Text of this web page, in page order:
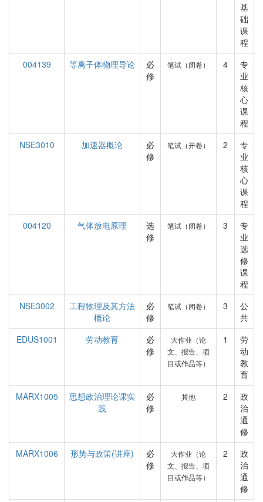
基
础
课
程
004139
等离子体物理导论
必
修
笔试（闭卷） 4
专
业
核
心
课
程
NSE3010
加速器概论
必
修
笔试（开卷） 2
专
业
核
心
课
程
004120
气体放电原理
选
修
笔试（闭卷） 3
专
业
选
修
课
程
NSE3002
工程物理及其方法
概论
必
修
笔试（闭卷） 3
公
共
EDUS1001
劳动教育
必
修
大作业（论
文、报告、项
目或作品等）
1
劳
动
教
育
MARX1005
思想政治理论课实
践
必
修
其他 2
政
治
通
修
MARX1006
形势与政策(讲座)
必
修
大作业（论
文、报告、项
目或作品等）
2
政
治
通
修